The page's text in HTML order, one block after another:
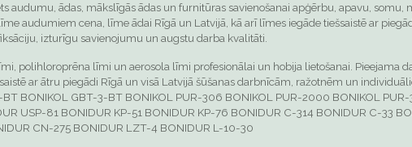
audumu, ādas, mākslīgās ādas un furnitūras savienošanai apģērbu, apavu, somu,
audumiem cena, līme ādai Rīgā un Latvijā, kā arī līmes iegāde tiešsaistē ar
izturīgu savienojumu un augstu darba kvalitāti.
polihloroprēna līmi un aerosola līmi profesionālai un hobija lietošanai. Pieejama
ar ātru piegādi Rīgā un visā Latvijā šūšanas darbnīcām, ražotnēm un
BT BONIKOL GBT-3-BT BONIKOL PUR-306 BONIKOL PUR-2000 BONIKOL PUR-
USP-81 BONIDUR KP-51 BONIDUR KP-76 BONIDUR C-314 BONIDUR C-33
CN-275 BONIDUR LZT-4 BONIDUR L-10-30